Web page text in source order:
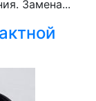
Замена...